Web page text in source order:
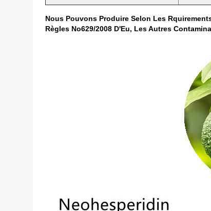
Nous Pouvons Produire Selon Les
Règles No629/2008 D'Eu, Les Autres